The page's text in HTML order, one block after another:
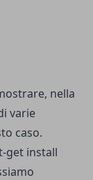
nella
varie
caso.
get install